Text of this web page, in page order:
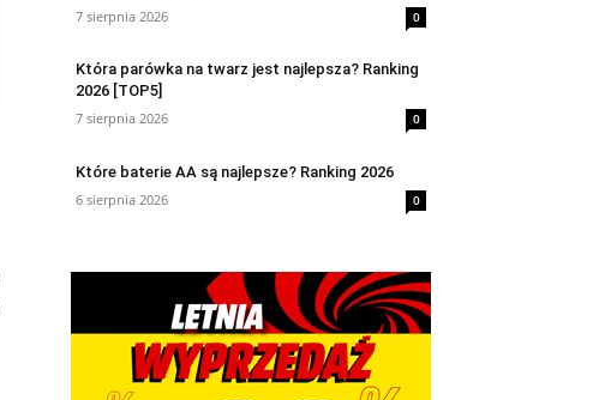
7 sierpnia 2026
0
Która parówka na twarz jest najlepsza? Ranking
2026 [TOP5]
7 sierpnia 2026
0
Które baterie AA są najlepsze? Ranking 2026
6 sierpnia 2026
0